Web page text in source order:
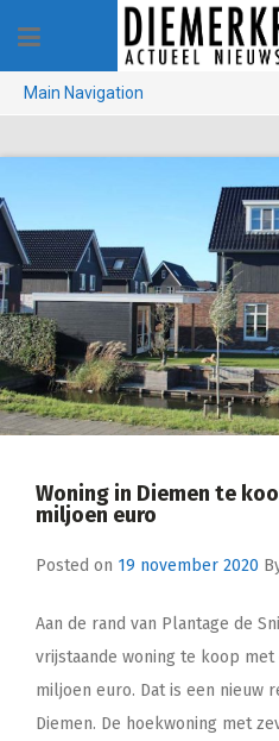
content
Main Navigation
1970-1990
VERKIEZINGEN
COLOFON
Woning in Diemen te
miljoen euro
Posted on 19 november 2020
Aan de rand van Plantage de
vrijstaande woning te koop met
miljoen euro. Dat is een nieuw
Diemen. De hoekwoning met